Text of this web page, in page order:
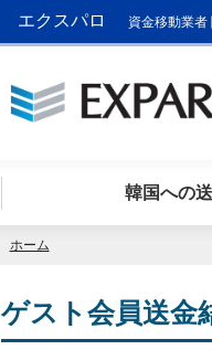
エクスパロ 資金移動業
韓国への
ホーム
ゲスト会員送金